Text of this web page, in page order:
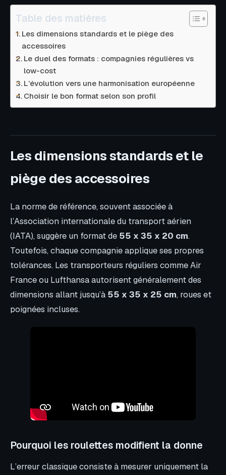
Table des matières
Les dimensions standards et le piège des
accessoires
Le duel des formats : compagnies régulières vs
low-cost
L’évolution vers une harmonisation européenne
Choisir le bon format selon son profil
Les dimensions standards et le
piège des accessoires
La norme de référence, souvent associée à
l’Association internationale du transport aérien
(IATA), suggère un format de 55 x 35 x 20 cm.
Toutefois, chaque compagnie applique ses propres
tolérances. Les transporteurs réguliers comme Air
France ou Lufthansa autorisent généralement des
dimensions allant jusqu’à 55 x 35 x 25 cm, roues et
poignées incluses.
Pourquoi les roulettes modifient la donne
L’erreur classique consiste à mesurer uniquement la